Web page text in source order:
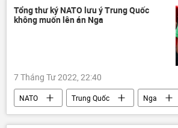
xung đột
Tổng thư ký NATO lưu ý Trung Quốc
không muốn lên án Nga
7 Tháng Tư 2022, 22:40
NATO Trung Quốc
Nga
quan hệ
Thế giới
phương Tây